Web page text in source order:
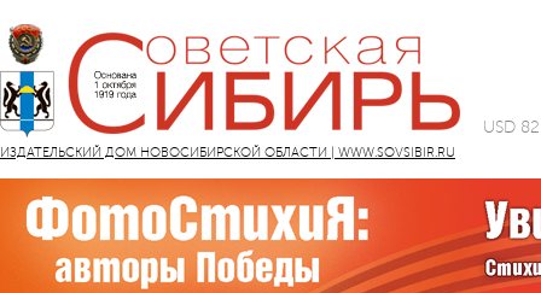
ИЗДАТЕЛЬСКИЙ ДОМ НОВОСИБИРСКОЙ ОБЛАСТИ | WWW.SOVSIBIR.RU
USD